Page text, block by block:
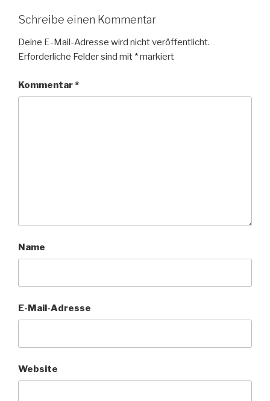
Schreibe einen Kommentar
Deine E-Mail-Adresse wird nicht veröffentlicht.
Erforderliche Felder sind mit *markiert
Kommentar*
Name
E-Mail-Adresse
Website